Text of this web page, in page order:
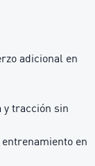
adicional en
y tracción sin
en